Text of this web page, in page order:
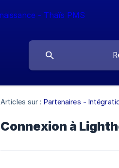
Articles sur : Partenaires -
Connexion à